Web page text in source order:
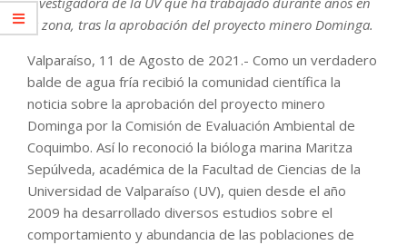
la zona, tras la aprobación del proyecto minero Dominga.
Valparaíso, 11 de Agosto de 2021.- Como un verdadero
balde de agua fría recibió la comunidad científica la
noticia sobre la aprobación del proyecto minero
Dominga por la Comisión de Evaluación Ambiental de
Coquimbo. Así lo reconoció la bióloga marina Maritza
Sepúlveda, académica de la Facultad de Ciencias de la
Universidad de Valparaíso (UV), quien desde el año
2009 ha desarrollado diversos estudios sobre el
comportamiento y abundancia de las poblaciones de